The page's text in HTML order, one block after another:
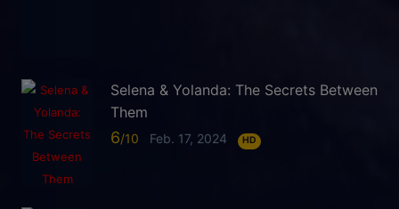
Selena & Yolanda: The Secrets Between
Them
6 Feb. 17, 2024 HD